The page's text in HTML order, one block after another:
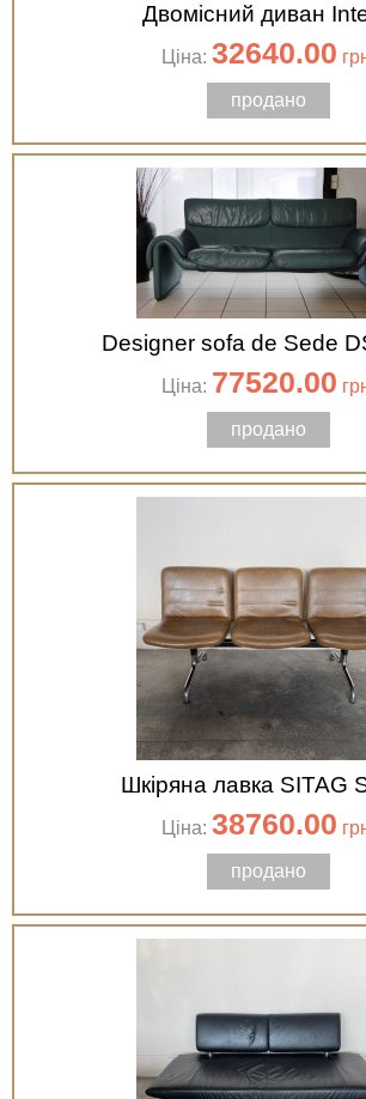
Двомісний диван
Ціна: 32640.00
продано
Designer sofa de Sede
Ціна: 77520.00
продано
Шкіряна лавка SITAG
Ціна: 38760.00
продано